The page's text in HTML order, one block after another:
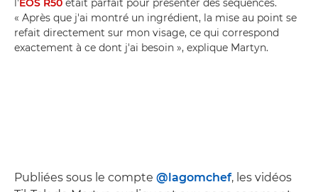
« Après que j'ai montré un ingrédient, la mise au point se
refait directement sur mon visage, ce qui correspond
exactement à ce dont j'ai besoin », explique Martyn.
Publiées sous le compte @lagomchef, les vidéos